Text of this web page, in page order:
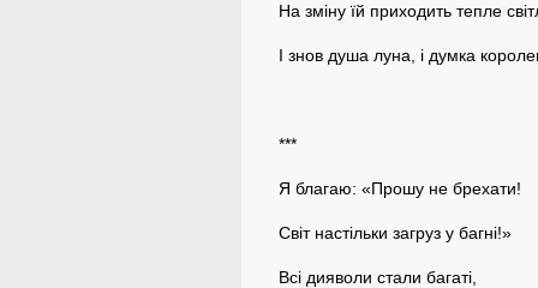
На зміну їй приходить тепле
І знов душа луна, і думка
***
Я благаю: «Прошу не брехати!
Світ настільки загруз у багні!»
Всі дияволи стали багаті,